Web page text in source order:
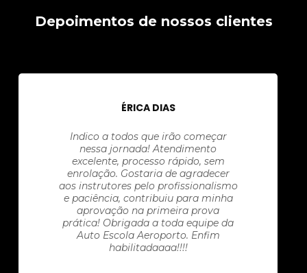
Depoimentos de nossos clientes
ÉRICA DIAS
Indico a todos que irão começar
nessa jornada! Atendimento
excelente, processo rápido, sem
enrolação. Gostaria de agradecer
aos instrutores pelo profissionalismo
e paciência, contribuiu para minha
aprovação na primeira prova
prática! Obrigada a toda equipe da
Auto Escola Aeroporto. Enfim
habilitadaaaa!!!!